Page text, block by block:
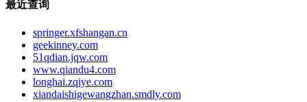
最近查询
springer.xfshangan.cn
geekinney.com
51qdian.jqw.com
www.qiandu4.com
longhai.zqiye.com
xiandaishigewangzhan.smdly.com